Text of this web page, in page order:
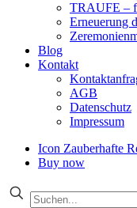
TRAUFE –
Erneuerung
Blog
Kontakt
AGB
Datenschutz
Impressum
Icon Zauberhafte
Buy now